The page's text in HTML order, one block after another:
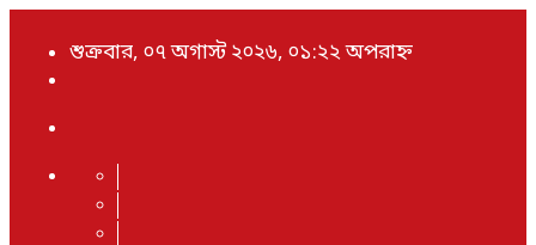
শুক্রবার, ০৭ অগাস্ট ২০২৬, ০১:২২ অপরাহ্ন